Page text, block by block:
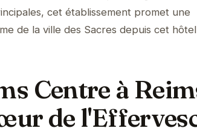
cet établissement promet une
de la ville des Sacres depuis cet hôtel
Centre à
de